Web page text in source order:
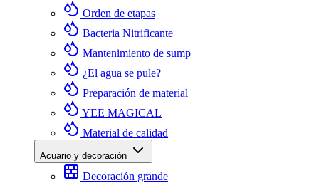
Orden de etapas
Bacteria Nitrificante
Mantenimiento de sump
¿El agua se pule?
Preparación de material
YEE MAGICAL
Material de calidad
Acuario y decoración
Decoración grande